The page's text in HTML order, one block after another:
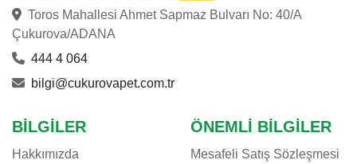
Toros Mahallesi Ahmet Sapmaz Bulvarı No: 40/A
Çukurova/ADANA
444 4 064
bilgi@cukurovapet.com.tr
BILGILER
Hakkımızda
ÖNEMLI BILGILER
Mesafeli Satış Sözleşmesi